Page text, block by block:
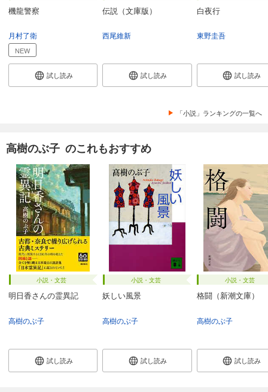
機龍警察
月村了衛
NEW
試し読み
伝説（文庫版）
西尾維新
試し読み
白夜行
東野圭吾
試し読み
「小説」ランキングの一覧へ
高樹のぶ子 のこれもおすすめ
小説・文芸
明日香さんの霊異記
高樹のぶ子
試し読み
小説・文芸
妖しい風景
高樹のぶ子
試し読み
小説・文芸
格闘（新潮文庫）
高樹のぶ子
試し読み